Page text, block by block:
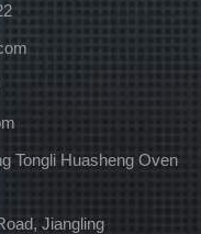
Tongli Huasheng Oven
Jiangling